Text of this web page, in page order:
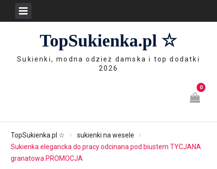
TopSukienka.pl ☆
Sukienki, modna odzież damska i top dodatki
2026
0
TopSukienka.pl ☆
sukienki na wesele
Sukienka elegancka do pracy odcinana pod biustem TYCJANA
granatowa PROMOCJA